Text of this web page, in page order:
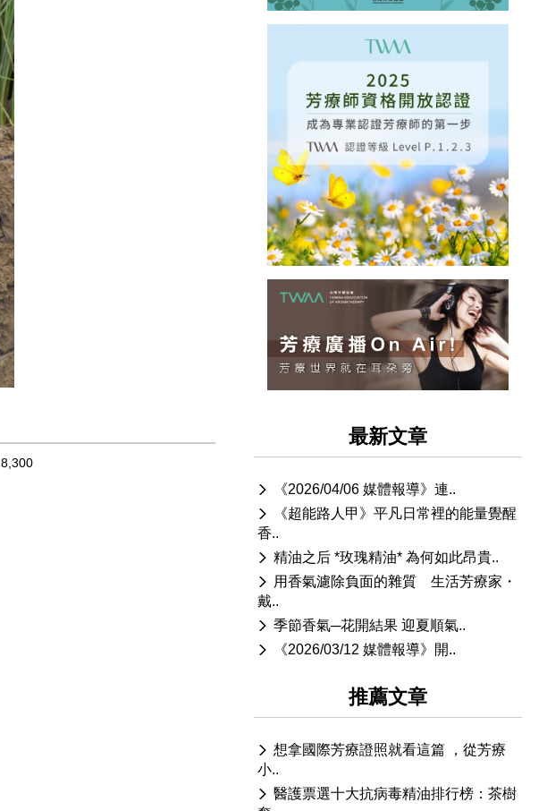
8,300
最新文章
《2026/04/06 媒體報導》連..
《超能路人甲》平凡日常裡的能量覺醒
香..
精油之后 *玫瑰精油* 為何如此昂貴..
用香氣濾除負面的雜質 生活芳療家・
戴..
季節香氣─花開結果 迎夏順氣..
《2026/03/12 媒體報導》開..
推薦文章
想拿國際芳療證照就看這篇 ，從芳療
小..
醫護票選十大抗病毒精油排行榜：茶樹